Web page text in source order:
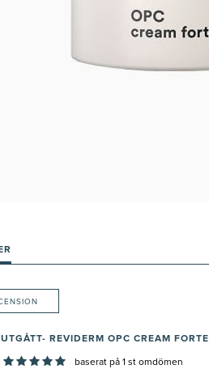
REVIDERM OPC CREAM FORTE
baserat på 1 st omdömen